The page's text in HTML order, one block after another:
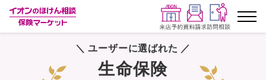
ランキングから探す
＼ ユーザーに選ばれた ／
生命保険